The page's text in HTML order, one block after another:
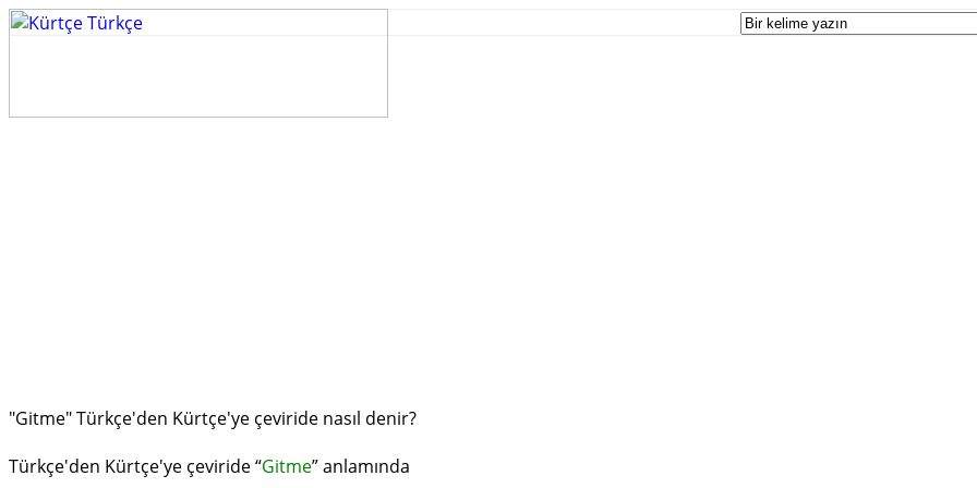
"Gitme" Türkçe'den Kürtçe'ye çeviride nasıl denir?
Türkçe'den Kürtçe'ye çeviride “Gitme” anlamında